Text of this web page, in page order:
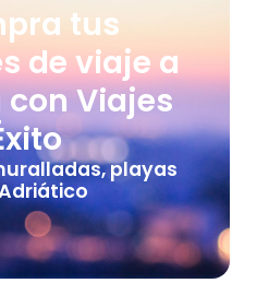
tus
de viaje a
Viajes
playas